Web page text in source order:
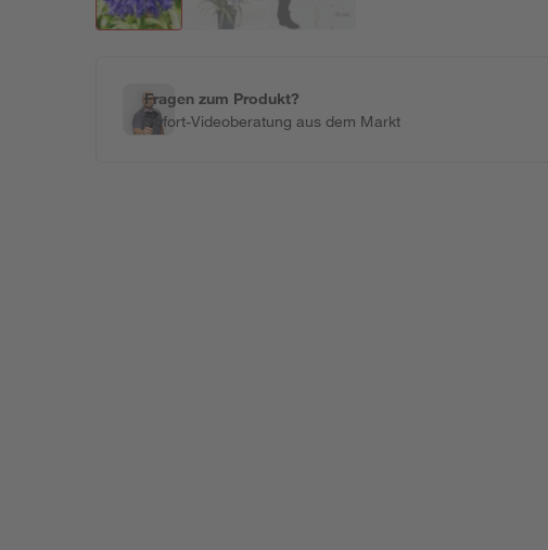
Fragen zum Produkt?
Sofort-Videoberatung aus dem Markt